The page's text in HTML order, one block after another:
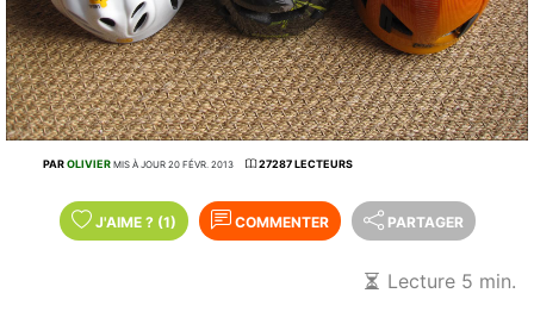
PAROLIVIER MIS À JOUR 20 FÉVR. 2013 27287 LECTEURS
J'AIME ? (1) COMMENTER PARTAGER
Lecture 5 min.